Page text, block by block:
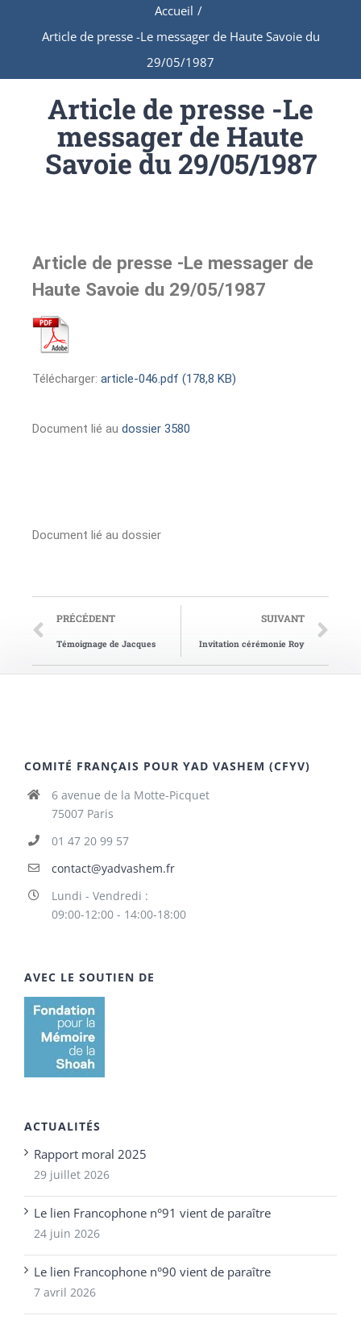
Accueil /
Article de presse -Le messager de Haute Savoie du
29/05/1987
Article de presse -Le
messager de Haute
Savoie du 29/05/1987
Article de presse -Le messager de
Haute Savoie du 29/05/1987
Télécharger: article-046.pdf (178,8 KB)
Document lié au dossier 3580
Document lié au dossier
PRÉCÉDENT
Témoignage de Jacques
SUIVANT
Invitation cérémonie Roy
COMITÉ FRANÇAIS POUR YAD VASHEM (CFYV)
6 avenue de la Motte-Picquet
75007 Paris
01 47 20 99 57
contact@yadvashem.fr
Lundi - Vendredi :
09:00-12:00 - 14:00-18:00
AVEC LE SOUTIEN DE
ACTUALITÉS
Rapport moral 2025
29 juillet 2026
Le lien Francophone n°91 vient de paraître
24 juin 2026
Le lien Francophone n°90 vient de paraître
7 avril 2026